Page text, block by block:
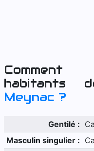
Comment
habitants
Meynac ?
Gentilé :
Masculin singulier :